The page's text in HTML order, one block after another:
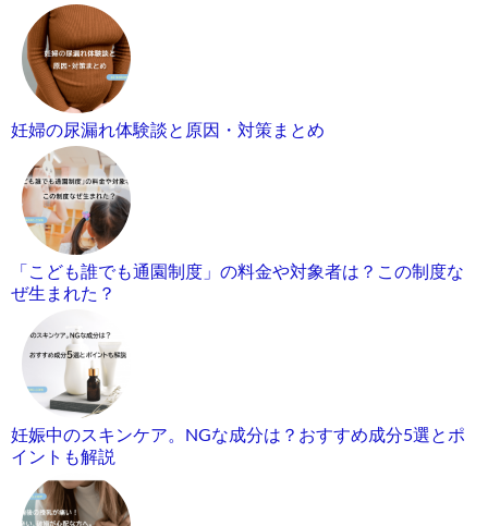
妊婦の尿漏れ体験談と原因・対策まとめ
「こども誰でも通園制度」の料金や対象者は？この制度な
ぜ生まれた？
妊娠中のスキンケア。NGな成分は？おすすめ成分5選とポ
イントも解説